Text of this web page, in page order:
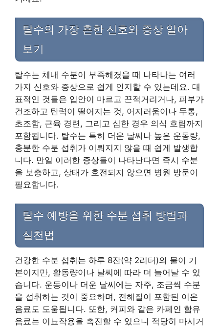
탈수의 가장 흔한 신호와 증상 알아
보기
탈수는 체내 수분이 부족해졌을 때 나타나는 여러
가지 신호와 증상으로 쉽게 인지할 수 있는데요. 대
표적인 것들은 입안이 마르고 끈적거리거나, 피부가
건조하고 탄력이 떨어지는 것, 어지러움이나 두통,
초조함, 근육 경련, 그리고 심한 경우 의식 흐림까지
포함됩니다. 탈수는 특히 더운 날씨나 높은 운동량,
충분한 수분 섭취가 이뤄지지 않을 때 쉽게 발생합
니다. 만일 이러한 증상들이 나타난다면 즉시 수분
을 보충하고, 상태가 호전되지 않으면 병원 방문이
필요합니다.
탈수 예방을 위한 수분 섭취 방법과
실천법
건강한 수분 섭취는 하루 8잔(약 2리터)의 물이 기
본이지만, 활동량이나 날씨에 따라 더 늘어날 수 있
습니다. 운동이나 더운 날씨에는 자주, 조금씩 수분
을 섭취하는 것이 중요하며, 전해질이 포함된 이온
음료도 도움됩니다. 또한, 커피와 같은 카페인 함유
음료는 이뇨작용을 촉진할 수 있으니 적당히 마시거